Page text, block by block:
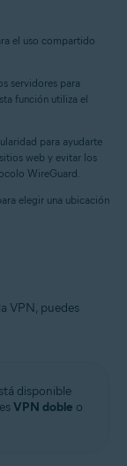
el uso compartido
servidores para
función utiliza el
para ayudarte
web y evitar los
WireGuard.
elegir una ubicación
VPN, puedes
disponible
VPN doble o